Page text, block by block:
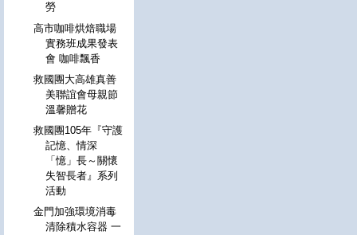
勞
高市咖啡烘焙職場
實務班成果發表
會 咖啡飄香
救國團大高雄真善
美聯誼會母親節
溫馨贈花
救國團105年『守護
記憶、情深
「憶」長～關懷
失智長者』系列
活動
金門加強環境消毒
清除積水容器 一